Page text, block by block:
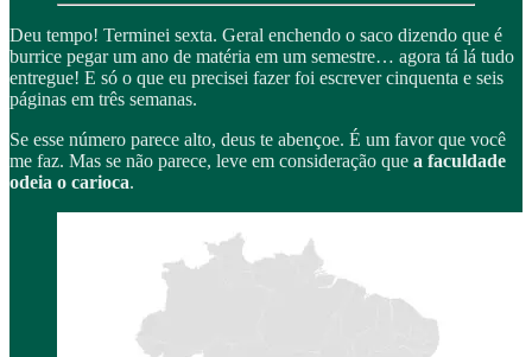
Deu tempo! Terminei sexta. Geral enchendo o saco dizendo que é
burrice pegar um ano de matéria em um semestre… agora tá lá tudo
entregue! E só o que eu precisei fazer foi escrever cinquenta e seis
páginas em três semanas.
Se esse número parece alto, deus te abençoe. É um favor que você
me faz. Mas se não parece, leve em consideração que a faculdade
odeia o carioca.